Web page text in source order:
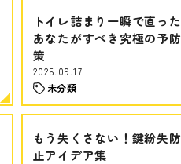
トイレ詰まり一瞬で直った
あなたがすべき究極の予防
策
2025.09.17
未分類
もう失くさない！鍵紛失防
止アイデア集